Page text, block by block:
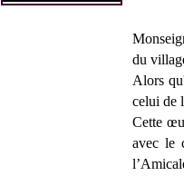
du
Alors
celui de
Cette
avec le